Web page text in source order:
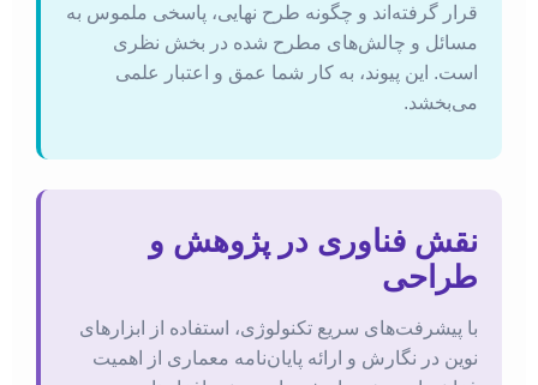
قرار گرفته‌اند و چگونه طرح نهایی، پاسخی ملموس به
مسائل و چالش‌های مطرح شده در بخش نظری
است. این پیوند، به کار شما عمق و اعتبار علمی
می‌بخشد.
نقش فناوری در پژوهش و
طراحی
با پیشرفت‌های سریع تکنولوژی، استفاده از ابزارهای
نوین در نگارش و ارائه پایان‌نامه معماری از اهمیت